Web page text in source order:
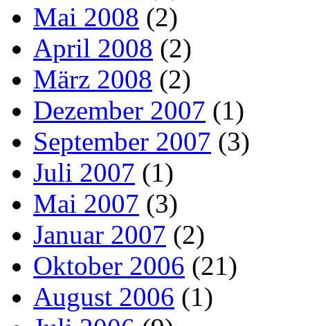
Mai 2008 (2)
April 2008 (2)
März 2008 (2)
Dezember 2007 (1)
September 2007 (3)
Juli 2007 (1)
Mai 2007 (3)
Januar 2007 (2)
Oktober 2006 (21)
August 2006 (1)